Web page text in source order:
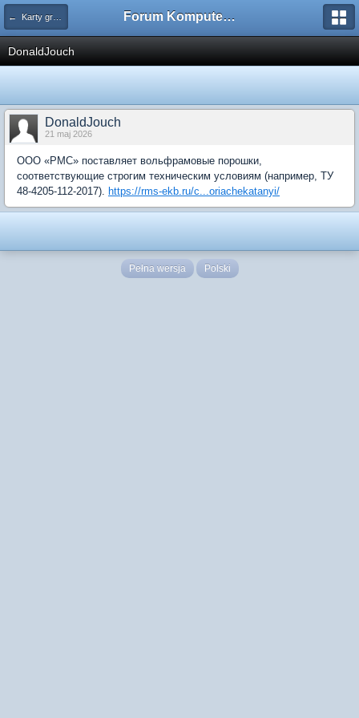
← Karty graficzne i monitory Forum Komputerowe PCFoster.pl
DonaldJouch
DonaldJouch
21 maj 2026
ООО «РМС» поставляет вольфрамовые порошки,
соответствующие строгим техническим условиям (например, ТУ
48-4205-112-2017). https://rms-ekb.ru/c...oriachekatanyi/
Pełna wersja Polski